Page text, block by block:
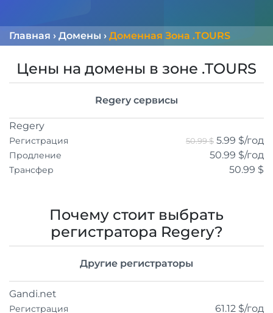
Главная › Домены › Доменная Зона .TOURS
Цены на домены в зоне .TOURS
Regery сервисы
Regery
Регистрация 50.99 $ 5.99 $/год
Продление 50.99 $/год
Трансфер 50.99 $
Почему стоит выбрать
регистратора Regery?
Другие регистраторы
Gandi.net
Регистрация 61.12 $/год